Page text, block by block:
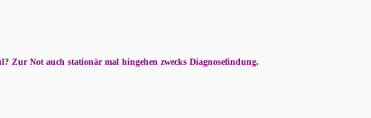
Zur Not auch stationär mal hingehen zwecks Diagnosefindung.